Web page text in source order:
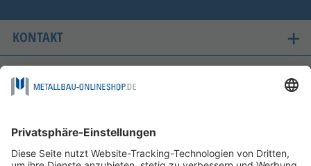
KONTAKT
UNSERE LIEFERLÄNDER
FOLGEN SIE UNS AUF